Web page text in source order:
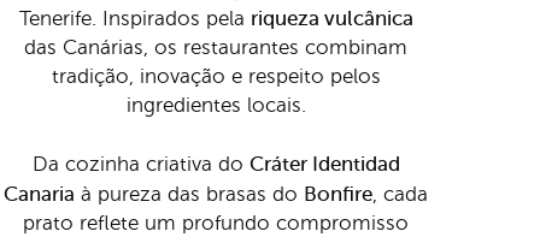
Tenerife. Inspirados pela riqueza vulcânica
das Canárias, os restaurantes combinam
tradição, inovação e respeito pelos
ingredientes locais.
Da cozinha criativa do Cráter Identidad
Canaria à pureza das brasas do Bonfire, cada
prato reflete um profundo compromisso